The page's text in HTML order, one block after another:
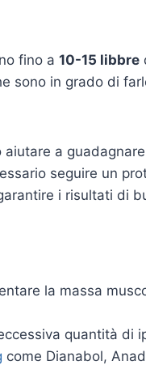
fino a 10-15 libbre
sono in grado di
a
seguire un
i risultati di
la massa
quantità di
come Dianabol,